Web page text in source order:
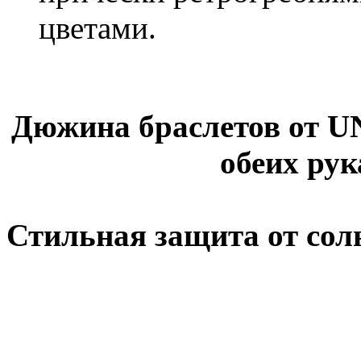
цветами.
Дюжина браслетов от
обеих
Стильная защита от